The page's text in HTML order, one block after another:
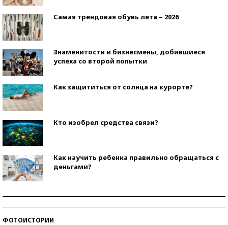
Самая трендовая обувь лета – 2026
Знаменитости и бизнесмены, добившиеся
успеха со второй попытки
Как защититься от солнца на курорте?
Кто изобрел средства связи?
Как научить ребенка правильно обращаться с
деньгами?
ФОТОИСТОРИИ